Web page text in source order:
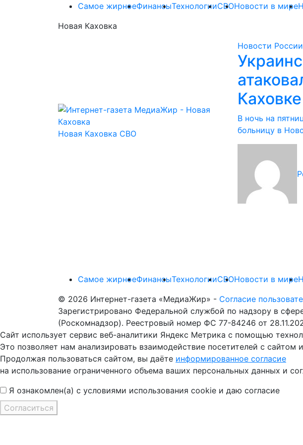
Самое жирноеФинансыТехнологииСВОНовости в мире
Новая Каховка
Новая Каховка СВО
Новости России
Каховке
В ночь на
больницу в
Самое жирноеФинансыТехнологииСВОНовости в мире
© 2026 Интернет-газета «МедиаЖир» - Согласие
Зарегистрировано Федеральной службой по надзору в
(Роскомнадзор). Реестровый номер ФС 77-84246 от
Сайт использует сервис веб-аналитики Яндекс Метрика с помощью
Это позволяет нам анализировать взаимодействие посетителей с сайтом
Продолжая пользоваться сайтом, вы даёте информированное согласие
на использование ограниченного объема ваших персональных данных и
Я ознакомлен(а) с условиями использования cookie и даю согласие
Согласиться